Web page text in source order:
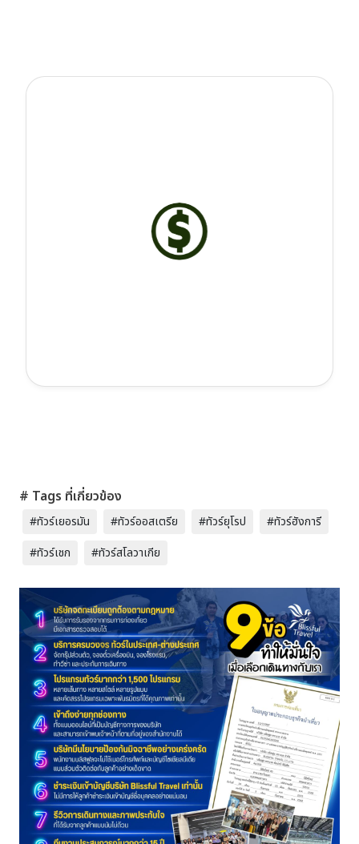
# Tags ที่เกี่ยวข้อง
#ทัวร์เยอรมัน #ทัวร์ออสเตรีย #ทัวร์ยุโรป
#ทัวร์ฮังการี
#ทัวร์เชก
#ทัวร์สโลวาเกีย